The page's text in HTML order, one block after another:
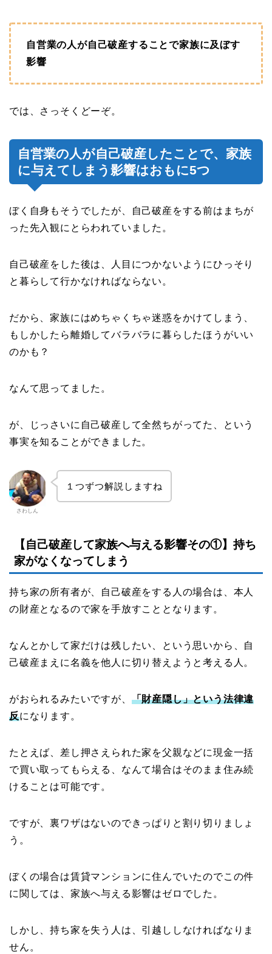
自営業の人が自己破産することで家族に及ぼす
影響
では、さっそくどーぞ。
自営業の人が自己破産したことで、家族
に与えてしまう影響はおもに5つ
ぼく自身もそうでしたが、自己破産をする前はまちが
った先入観にとらわれていました。
自己破産をした後は、人目につかないようにひっそり
と暮らして行かなければならない。
だから、家族にはめちゃくちゃ迷惑をかけてしまう、
もしかしたら離婚してバラバラに暮らしたほうがいい
のかも？
なんて思ってました。
が、じっさいに自己破産して全然ちがってた、という
事実を知ることができました。
さわしん
１つずつ解説しますね
【自己破産して家族へ与える影響その①】持ち
家がなくなってしまう
持ち家の所有者が、自己破産をする人の場合は、本人
の財産となるので家を手放すこととなります。
なんとかして家だけは残したい、という思いから、自
己破産まえに名義を他人に切り替えようと考える人。
がおられるみたいですが、 「財産隠し」という法律違
反になります。
たとえば、差し押さえられた家を父親などに現金一括
で買い取ってもらえる、なんて場合はそのまま住み続
けることは可能です。
ですが、裏ワザはないのできっぱりと割り切りましょ
う。
ぼくの場合は賃貸マンションに住んでいたのでこの件
に関しては、家族へ与える影響はゼロでした。
しかし、持ち家を失う人は、引越ししなければなりま
せん。